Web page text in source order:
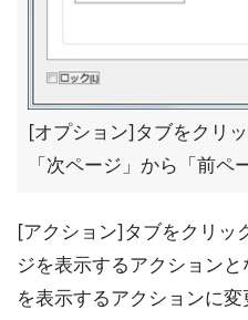
[オプション]タブをクリ
「次ページ」から「前ペ
[アクション]タブをクリッ
ジを表示するアクション
を表示するアクションに変